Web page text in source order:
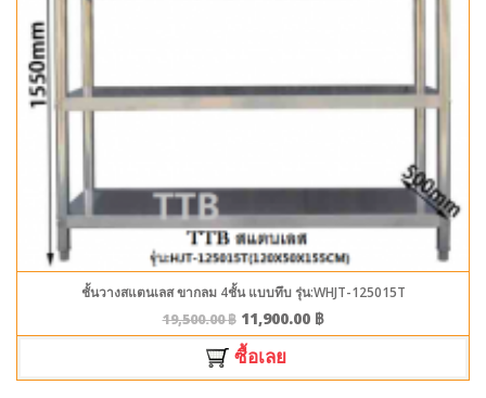
ชั้นวางสแตนเลส ขากลม 4ชั้น แบบทึบ รุ่น:WHJT-125015T
19,500.00฿ 11,900.00 ฿
ซื้อเลย